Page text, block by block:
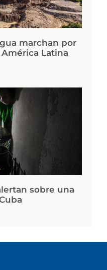
marchan por
Latina
sobre una